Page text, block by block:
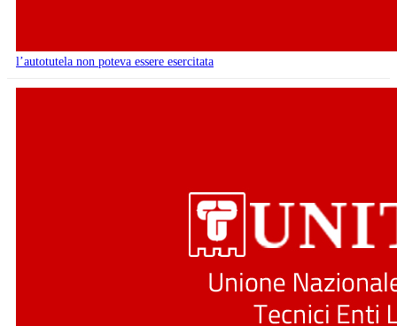
l’autotutela non poteva essere esercitata